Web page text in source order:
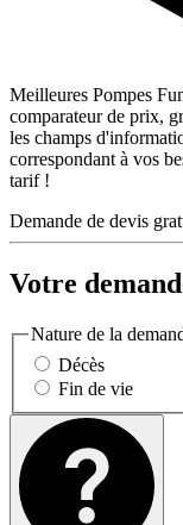
Meilleures Pompes
comparateur de prix,
les champs
correspondant à vos
tarif !
Demande de devis
Votre
Nature de la
Décès
Fin de vie